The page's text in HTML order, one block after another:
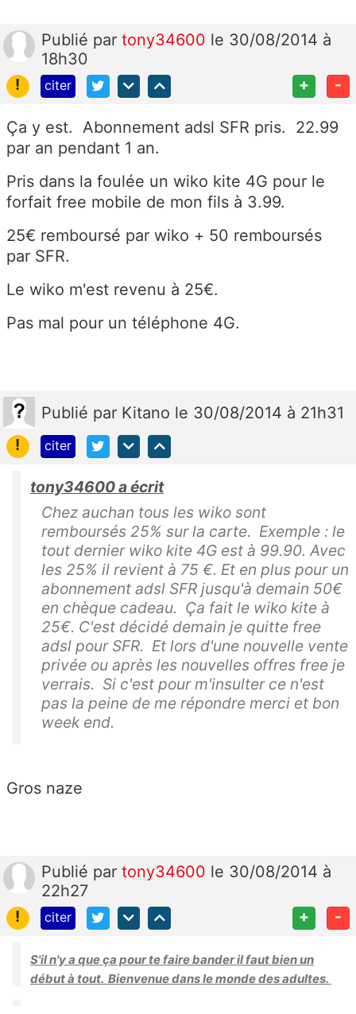
Publié par tony34600 le 30/08/2014 à
18h30
!
citer + -
Ça y est. Abonnement adsl SFR pris. 22.99
par an pendant 1 an.
Pris dans la foulée un wiko kite 4G pour le
forfait free mobile de mon fils à 3.99.
25€ remboursé par wiko + 50 remboursés
par SFR.
Le wiko m'est revenu à 25€.
Pas mal pour un téléphone 4G.
Publié par Kitano le 30/08/2014 à 21h31
!
citer
tony34600 a écrit
Chez auchan tous les wiko sont
remboursés 25% sur la carte. Exemple : le
tout dernier wiko kite 4G est à 99.90. Avec
les 25% il revient à 75 €. Et en plus pour un
abonnement adsl SFR jusqu'à demain 50€
en chèque cadeau. Ça fait le wiko kite à
25€. C'est décidé demain je quitte free
adsl pour SFR. Et lors d'une nouvelle vente
privée ou après les nouvelles offres free je
verrais. Si c'est pour m'insulter ce n'est
pas la peine de me répondre merci et bon
week end.
Gros naze
Publié par tony34600 le 30/08/2014 à
22h27
!
citer + -
S'il n'y a que ça pour te faire bander il faut bien un
début à tout. Bienvenue dans le monde des adultes.